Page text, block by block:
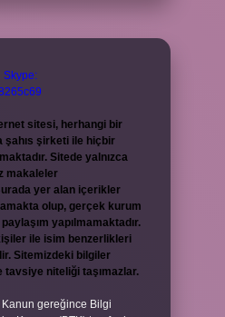
Skype:
sitesi, herhangi bir
şahıs şirketi ile hiçbir
Sitede yalnızca
makaleler
yer alan içerikler
olup, gerçek kurum
yapılmamaktadır.
ile isim benzerlikleri
Sitemizdeki bilgiler
niteliği taşımazlar.
Kanun gereğince Bilgi